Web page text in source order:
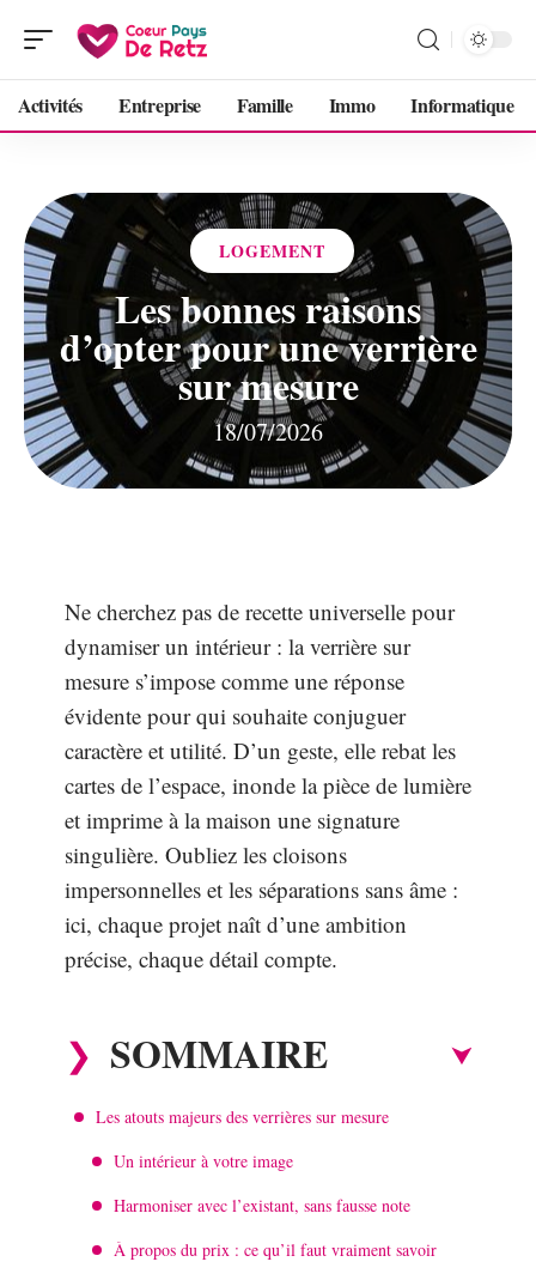
Activités Entreprise Famille Immo Informatique
LOGEMENT
Les bonnes raisons
d’opter pour une verrière
sur mesure
18/07/2026
Ne cherchez pas de recette universelle pour
dynamiser un intérieur : la verrière sur
mesure s’impose comme une réponse
évidente pour qui souhaite conjuguer
caractère et utilité. D’un geste, elle rebat les
cartes de l’espace, inonde la pièce de lumière
et imprime à la maison une signature
singulière. Oubliez les cloisons
impersonnelles et les séparations sans âme :
ici, chaque projet naît d’une ambition
précise, chaque détail compte.
SOMMAIRE
Les atouts majeurs des verrières sur mesure
Un intérieur à votre image
Harmoniser avec l’existant, sans fausse note
À propos du prix : ce qu’il faut vraiment savoir